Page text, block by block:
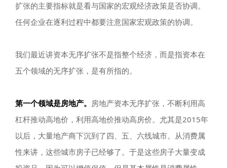
扩张的主要指标就是看与国家的宏观经济政策是否协调。
任何企业在逐利过程中都要注意国家宏观政策的协调。
我们最近讲资本无序扩张不是指整个经济，而是指资本在
五个领域的无序扩张，是有所指的。
第一个领域是房地产。 房地产资本无序扩张，不断利用高
杠杆推动高地价，利用高地价推动高房价。尤其是2015年
以后，大量地产商下沉到了四、五、六线城市。从消费属
性来讲，这些城市房子已经够了。于是这些房子大量变成